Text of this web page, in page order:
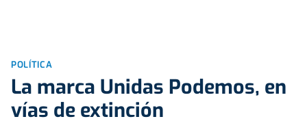
POLÍTICA
La marca Unidas Podemos, en
vías de extinción